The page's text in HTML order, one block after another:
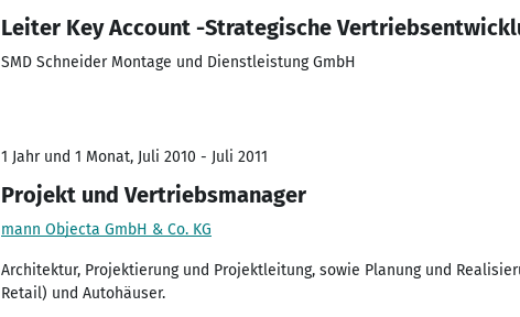
Leiter Key Account -Strategische
SMD Schneider Montage und Dienstleistung GmbH
1 Jahr und 1 Monat, Juli 2010 - Juli 2011
Projekt und Vertriebsmanager
mann Objecta GmbH & Co. KG
Architektur, Projektierung und Projektleitung, sowie Planung und
Retail) und Autohäuser.